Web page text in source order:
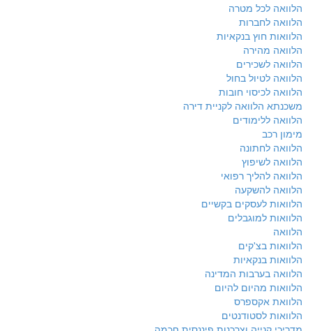
הלוואה לכל מטרה
הלוואה לחברות
הלוואות חוץ בנקאיות
הלוואה מהירה
הלוואה לשכירים
הלוואה לטיול בחול
הלוואה לכיסוי חובות
משכנתא הלוואה לקניית דירה
הלוואה ללימודים
מימון רכב
הלוואה לחתונה
הלוואה לשיפוץ
הלוואה להליך רפואי
הלוואה להשקעה
הלוואות לעסקים בקשיים
הלוואות למוגבלים
הלוואה
הלוואות בצ'קים
הלוואות בנקאיות
הלוואה בערבות המדינה
הלוואות מהיום להיום
הלוואת אקספרס
הלוואות לסטודנטים